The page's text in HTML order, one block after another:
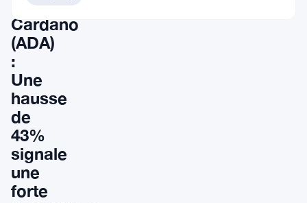
Cardano
(ADA)
:
Une
hausse
de
43%
signale
une
forte